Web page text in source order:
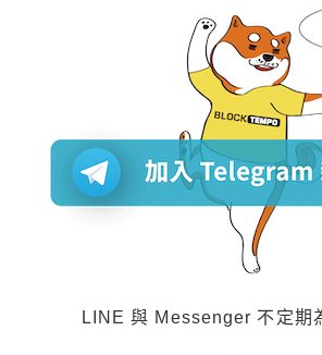
LINE 與 Messenger 不定期